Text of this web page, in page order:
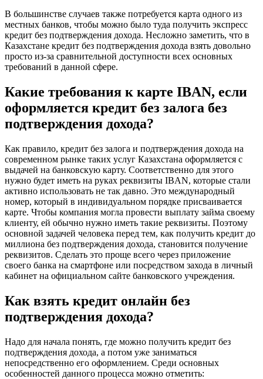
В большинстве случаев также потребуется карта одного из
местных банков, чтобы можно было туда получить экспресс
кредит без подтверждения дохода. Несложно заметить, что в
Казахстане кредит без подтверждения дохода взять довольно
просто из-за сравнительной доступности всех основных
требований в данной сфере.
Какие требования к карте IBAN, если
оформляется кредит без залога без
подтверждения дохода?
Как правило, кредит без залога и подтверждения дохода на
современном рынке таких услуг Казахстана оформляется с
выдачей на банковскую карту. Соответственно для этого
нужно будет иметь на руках реквизиты IBAN, которые стали
активно использовать не так давно. Это международный
номер, который в индивидуальном порядке присваивается
карте. Чтобы компания могла провести выплату займа своему
клиенту, ей обычно нужно иметь такие реквизиты. Поэтому
основной задачей человека перед тем, как получить кредит до
миллиона без подтверждения дохода, становится получение
реквизитов. Сделать это проще всего через приложение
своего банка на смартфоне или посредством захода в личный
кабинет на официальном сайте банковского учреждения.
Как взять кредит онлайн без
подтверждения дохода?
Надо для начала понять, где можно получить кредит без
подтверждения дохода, а потом уже заниматься
непосредственно его оформлением. Среди основных
особенностей данного процесса можно отметить: